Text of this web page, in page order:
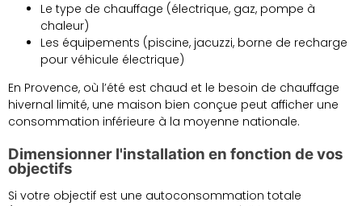
Le type de chauffage (électrique, gaz, pompe à
chaleur)
Les équipements (piscine, jacuzzi, borne de recharge
pour véhicule électrique)
En Provence, où l’été est chaud et le besoin de chauffage
hivernal limité, une maison bien conçue peut afficher une
consommation inférieure à la moyenne nationale.
Dimensionner l'installation en fonction de vos
objectifs
Si votre objectif est une autoconsommation totale